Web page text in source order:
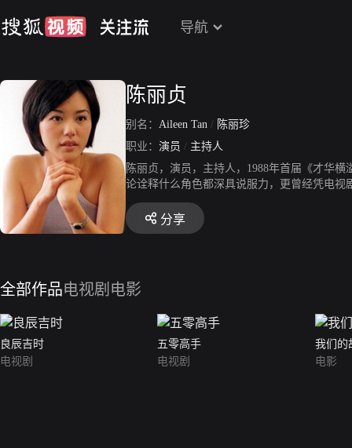
导航
陈丽贞
别名： Aileen Tan / 陈丽珍
职业： 演员 / 主持人
陈丽贞，演员，主持人，1988年首届《才华
论诠释什么角色都深具说服力，更曾经凭电
戏剧张力的角色，她在电视剧《情网》中的
起》、《窈窕淑女》、《家事》等作品。
分享
全部作品电视剧 电影
良辰吉时
电视剧
五零高手
电视剧
我们的
电影